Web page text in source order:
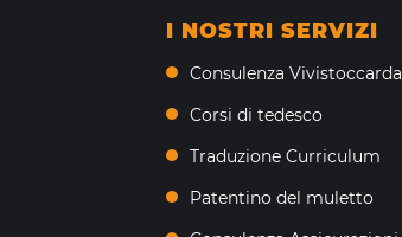
I NOSTRI SERVIZI
Consulenza Vivistoccarda
Corsi di tedesco
Traduzione Curriculum
Patentino del muletto